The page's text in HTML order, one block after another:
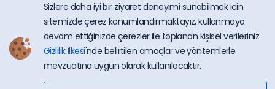
SüreliKitap.com
Copyright © 2026 - Bütün Hakları Saklıdır.
Sizlere daha iyi bir ziyaret deneyimi sunabilmek icin
sitemizde çerez konumlandırmaktayız, kullanmaya
devam ettiğinizde çerezler ile toplanan kişisel verileriniz
Gizlilik İlkesi'nde belirtilen amaçlar ve yöntemlerle
mevzuatına uygun olarak kullanılacaktır.